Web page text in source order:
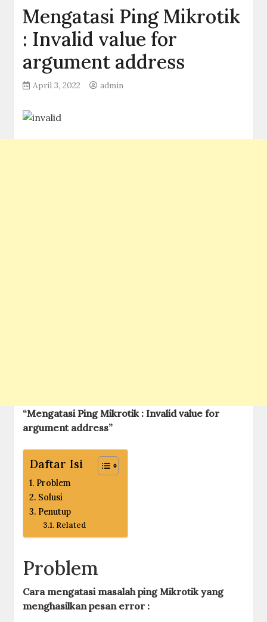
Mengatasi Ping Mikrotik
: Invalid value for
argument address
April 3, 2022 admin
“Mengatasi Ping Mikrotik : Invalid value for
argument address”
Daftar Isi
Problem
Solusi
Penutup
Related
Problem
Cara mengatasi masalah ping Mikrotik yang
menghasilkan pesan error :